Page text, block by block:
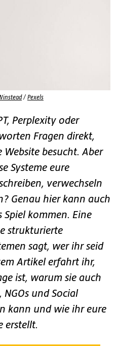
/ Pexels
Perplexity oder
Fragen direkt,
besucht. Aber
Systeme eure
verwechseln
Genau hier kann auch
Spiel kommen. Eine
strukturierte
sagt, wer ihr seid
Artikel erfahrt ihr,
ist, warum sie auch
und Social
kann und wie ihr eure
erstellt.